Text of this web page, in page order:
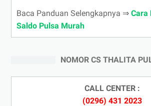
Baca Panduan Selengkapnya ⇒ Cara
Saldo Pulsa Murah
NOMOR CS THALITA
CALL CENTER :
(0296) 431 2023